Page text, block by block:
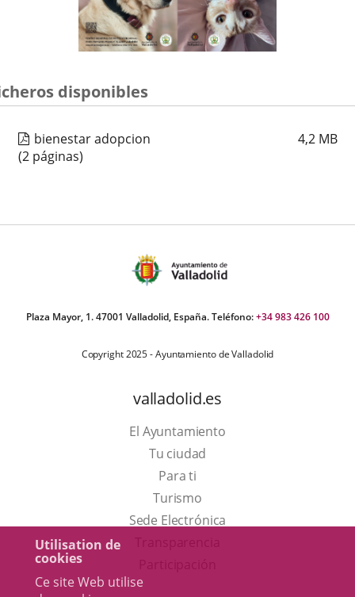
Utilisation de
cookies
Ce site Web utilise
disponibles
bienestar adopcion 4,2 MB
(2 páginas)
Plaza Mayor, 1. 47001 Valladolid, España. Teléfono:+34 983 426 100
Copyright 2025 - Ayuntamiento de Valladolid
valladolid.es
El Ayuntamiento
Tu ciudad
Para ti
TurismoEste
enlace
Sede Electrónica